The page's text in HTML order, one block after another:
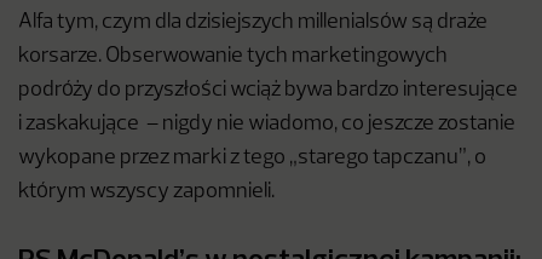
Alfa tym, czym dla dzisiejszych millenialsów są draże
korsarze. Obserwowanie tych marketingowych
podróży do przyszłości wciąż bywa bardzo interesujące
i zaskakujące – nigdy nie wiadomo, co jeszcze zostanie
wykopane przez marki z tego „starego tapczanu”, o
którym wszyscy zapomnieli.